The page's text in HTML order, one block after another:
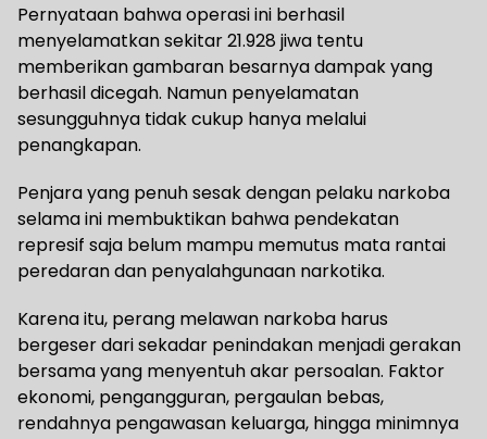
Pernyataan bahwa operasi ini berhasil
menyelamatkan sekitar 21.928 jiwa tentu
memberikan gambaran besarnya dampak yang
berhasil dicegah. Namun penyelamatan
sesungguhnya tidak cukup hanya melalui
penangkapan.
Penjara yang penuh sesak dengan pelaku narkoba
selama ini membuktikan bahwa pendekatan
represif saja belum mampu memutus mata rantai
peredaran dan penyalahgunaan narkotika.
Karena itu, perang melawan narkoba harus
bergeser dari sekadar penindakan menjadi gerakan
bersama yang menyentuh akar persoalan. Faktor
ekonomi, pengangguran, pergaulan bebas,
rendahnya pengawasan keluarga, hingga minimnya